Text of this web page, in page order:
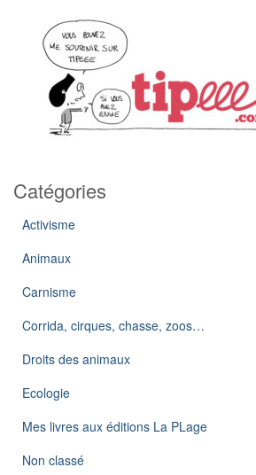
Catégories
Activisme
Animaux
Carnisme
Corrida, cirques, chasse, zoos…
Droits des animaux
Ecologie
Mes livres aux éditions La PLage
Non classé